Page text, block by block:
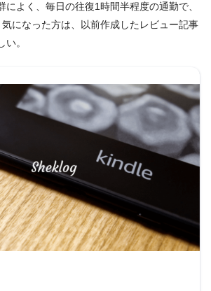
によく、毎日の往復1時間半程度の通勤で、
になった方は、以前作成したレビュー記事
い。